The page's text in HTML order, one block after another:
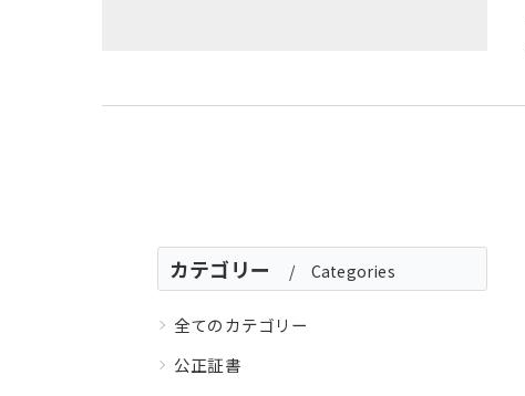
カテゴリー Categories
全てのカテゴリー
公正証書